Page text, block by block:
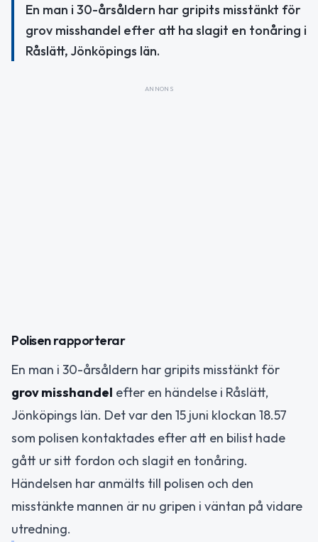
En man i 30-årsåldern har gripits misstänkt för
grov misshandel efter att ha slagit en tonåring i
Råslätt, Jönköpings län.
ANNONS
Polisen rapporterar
En man i 30-årsåldern har gripits misstänkt för
grov misshandel efter en händelse i Råslätt,
Jönköpings län. Det var den 15 juni klockan 18.57
som polisen kontaktades efter att en bilist hade
gått ur sitt fordon och slagit en tonåring.
Händelsen har anmälts till polisen och den
misstänkte mannen är nu gripen i väntan på vidare
utredning.